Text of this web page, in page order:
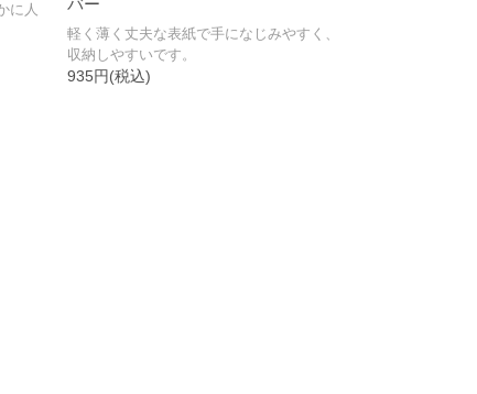
に人
バー
軽く薄く丈夫な表紙で手になじみやすく、
収納しやすいです。
935円(税込)